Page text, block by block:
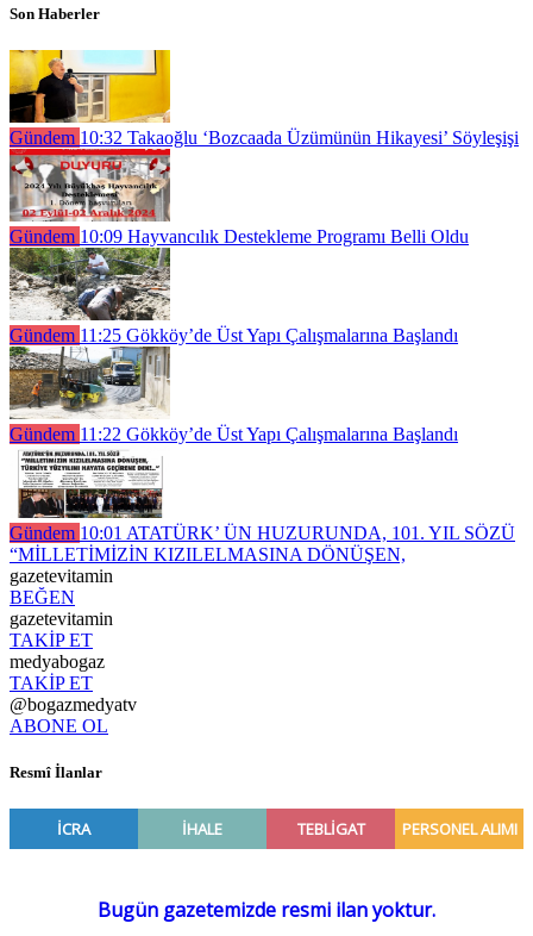
Son Haberler
Gündem 10:32 Takaoğlu ‘Bozcaada Üzümünün Hikayesi’ Söyleşişi
Gündem 10:09 Hayvancılık Destekleme Programı Belli Oldu
Gündem 11:25 Gökköy’de Üst Yapı Çalışmalarına Başlandı
Gündem 11:22 Gökköy’de Üst Yapı Çalışmalarına Başlandı
Gündem 10:01 ATATÜRK’ ÜN HUZURUNDA, 101. YIL SÖZÜ
“MİLLETİMİZİN KIZILELMASINA DÖNÜŞEN,
gazetevitamin
BEĞEN
gazetevitamin
TAKİP ET
medyabogaz
TAKİP ET
@bogazmedyatv
ABONE OL
Resmî İlanlar